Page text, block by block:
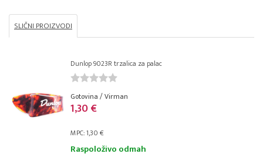
SLIČNI PROIZVODI
Dunlop 9023R trzalica za palac
Gotovina / Virman
1,30 €
MPC: 1,30 €
Raspoloživo odmah